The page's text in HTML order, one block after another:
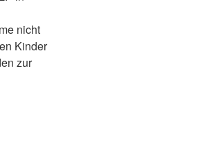
nicht
Kinder
zur